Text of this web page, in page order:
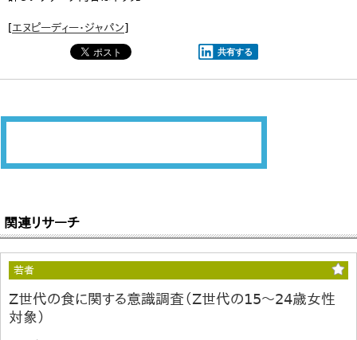
[エヌピーディー・ジャパン]
共有する
関連リサーチ
若者
Z世代の食に関する意識調査（Z世代の15～24歳女性
対象）